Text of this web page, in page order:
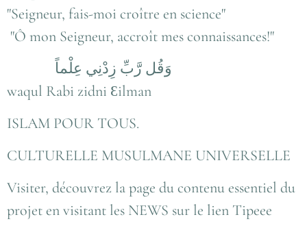
"Seigneur, fais-moi croître en science"
"Ô mon Seigneur, accroît mes connaissances!"
وَقُل رَّبِّ زِدْنِي عِلْماً
waqul Rabi zidni Ɛilman
ISLAM POUR TOUS.
CULTURELLE MUSULMANE UNIVERSELLE
Visiter, découvrez la page du contenu essentiel du
projet en visitant les NEWS sur le lien Tipeee